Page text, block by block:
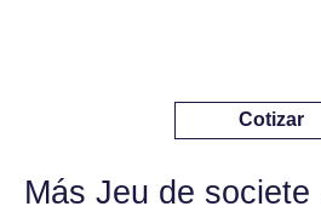
Cotizar
Más Jeu de societe